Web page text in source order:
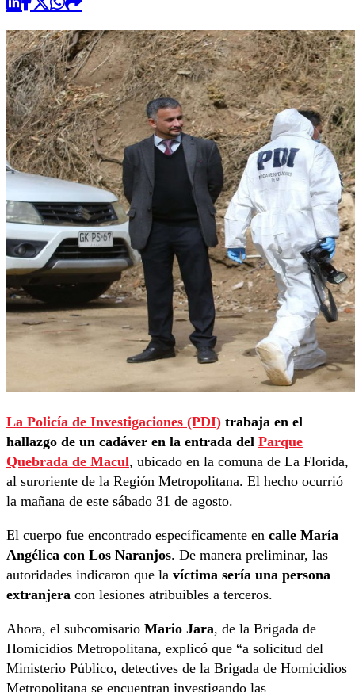
La Policía de Investigaciones (PDI) trabaja en el
hallazgo de un cadáver en la entrada del Parque
Quebrada de Macul, ubicado en la comuna de La Florida,
al suroriente de la Región Metropolitana. El hecho ocurrió
la mañana de este sábado 31 de agosto.
El cuerpo fue encontrado específicamente en calle María
Angélica con Los Naranjos. De manera preliminar, las
autoridades indicaron que la víctima sería una persona
extranjera con lesiones atribuibles a terceros.
Ahora, el subcomisario Mario Jara, de la Brigada de
Homicidios Metropolitana, explicó que “a solicitud del
Ministerio Público, detectives de la Brigada de Homicidios
Metropolitana se encuentran investigando las